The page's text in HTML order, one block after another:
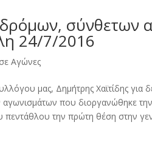
σύνθετων
24/7/2016
Αγώνες
μας, Δημήτρης Χαϊτίδης
που διοργανώθηκε
πεντάθλου την πρώτη θέση στην